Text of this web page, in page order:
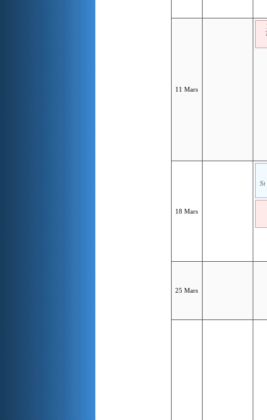
11 Mars
18 Mars
St
25 Mars